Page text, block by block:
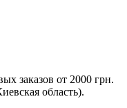
заказов от 2000 грн.
область).